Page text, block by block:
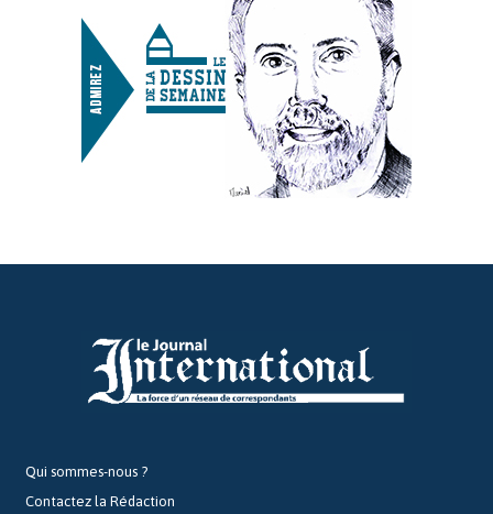
Qui sommes-nous ?
Contactez la Rédaction